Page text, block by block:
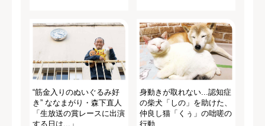
“筋金入りのぬいぐるみ好
き” ななまがり・森下直人
「生放送の賞レースに出演
する日は...」
身動きが取れない...認知症
の柴犬「しの」を助けた、
仲良し猫「くぅ」の咄嗟の
行動